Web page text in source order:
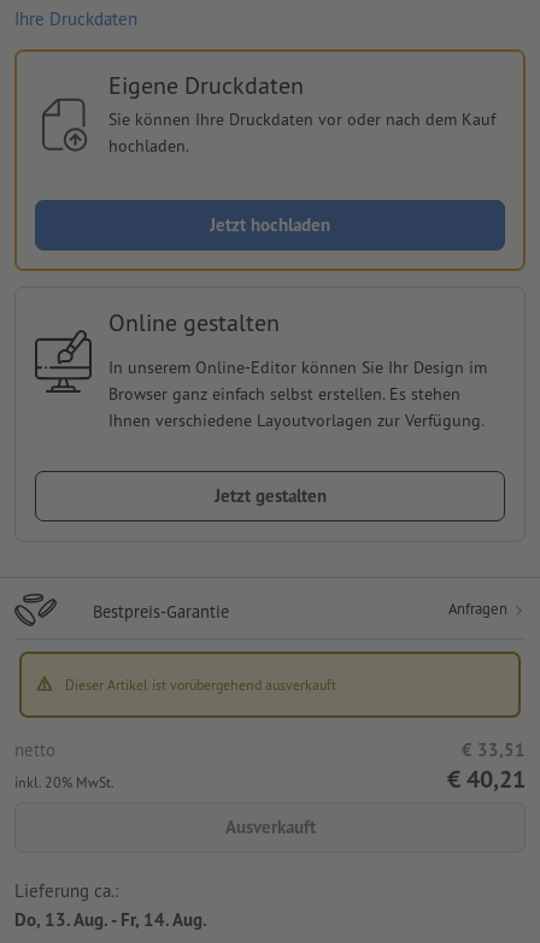
Ihre Druckdaten
Eigene Druckdaten
Sie können Ihre Druckdaten vor oder nach dem Kauf
hochladen.
Jetzt hochladen
Online gestalten
In unserem Online-Editor können Sie Ihr Design im
Browser ganz einfach selbst erstellen. Es stehen
Ihnen verschiedene Layoutvorlagen zur Verfügung.
Jetzt gestalten
Bestpreis-Garantie Anfragen
Dieser Artikel ist vorübergehend ausverkauft
netto € 33,51
inkl. 20% MwSt. € 40,21
Ausverkauft
Lieferung ca.:
Do, 13. Aug. - Fr, 14. Aug.